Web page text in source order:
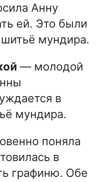
Анну
ей. Это были
мундира.
— молодой
в
мундира.
поняла
в
графиню. Обе